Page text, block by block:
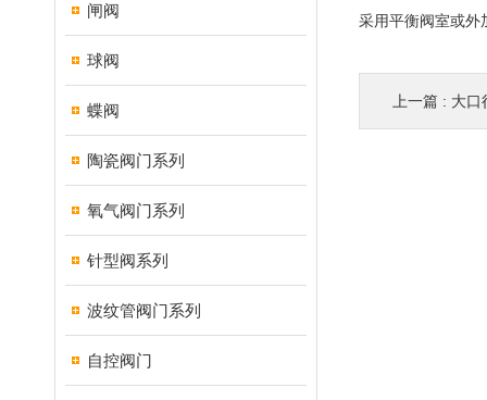
闸阀
球阀
蝶阀
陶瓷阀门系列
氧气阀门系列
针型阀系列
波纹管阀门系列
自控阀门
采用平衡阀室或外
上一篇 : 大口